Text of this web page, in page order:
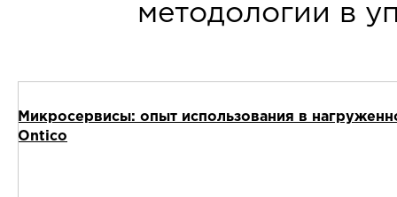
методологии в
Микросервисы: опыт использования в
Ontico